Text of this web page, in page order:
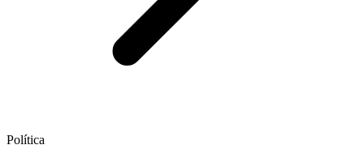
Política